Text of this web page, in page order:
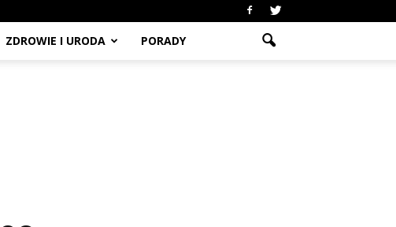
ZDROWIE I URODA PORADY